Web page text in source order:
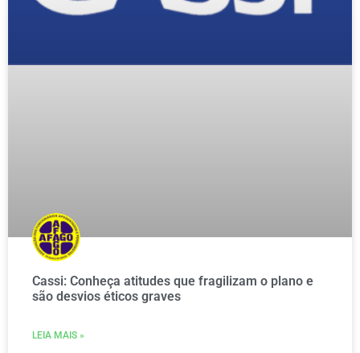
Cassi: Conheça atitudes que fragilizam o plano e
são desvios éticos graves
LEIA MAIS »